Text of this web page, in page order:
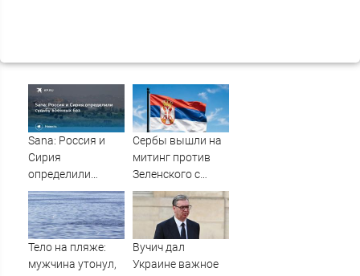
Sana: Россия и
Сирия
определили
судьбу военных
баз
Сербы вышли на
митинг против
Зеленского с
портретами
Путина
Тело на пляже:
мужчина утонул,
Вучич дал
Украине важное